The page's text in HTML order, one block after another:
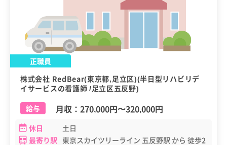
正職員
株式会社 RedBear(東京都,足立区)(半日型リハビリデ
イサービスの看護師 /足立区五反野)
給与
月収： 270,000円〜320,000円
休日
土日
最寄り駅 東京スカイツリーライン 五反野駅 から 徒歩2